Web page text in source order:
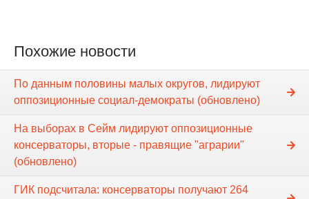
Похожие новости
По данным половины малых округов, лидируют
оппозиционные социал-демократы (обновлено)
На выборах в Cейм лидируют оппозиционные
консерваторы, вторые - правящие "аграрии"
(обновлено)
ГИК подсчитала: консерваторы получают 264